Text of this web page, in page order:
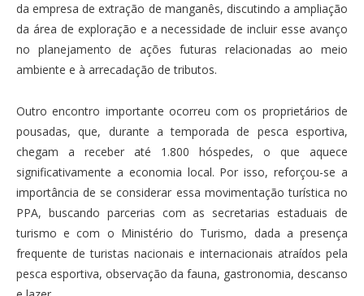
da empresa de extração de manganês, discutindo a ampliação
da área de exploração e a necessidade de incluir esse avanço
no planejamento de ações futuras relacionadas ao meio
ambiente e à arrecadação de tributos.
Outro encontro importante ocorreu com os proprietários de
pousadas, que, durante a temporada de pesca esportiva,
chegam a receber até 1.800 hóspedes, o que aquece
significativamente a economia local. Por isso, reforçou-se a
importância de se considerar essa movimentação turística no
PPA, buscando parcerias com as secretarias estaduais de
turismo e com o Ministério do Turismo, dada a presença
frequente de turistas nacionais e internacionais atraídos pela
pesca esportiva, observação da fauna, gastronomia, descanso